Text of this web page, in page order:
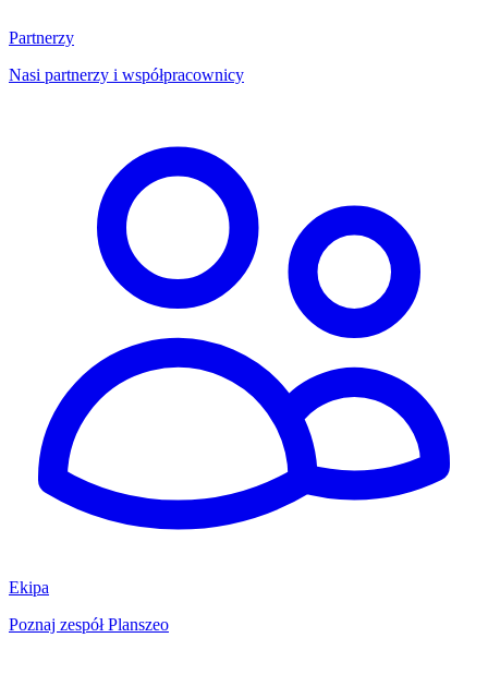
Partnerzy
Nasi partnerzy i współpracownicy
Ekipa
Poznaj zespół Planszeo